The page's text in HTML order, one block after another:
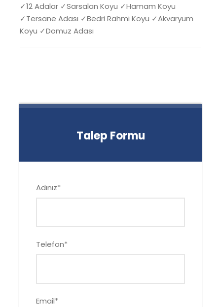
Talep Formu
Adınız*
Telefon*
Email*
✓12 Adalar ✓Sarsalan Koyu ✓Hamam Koyu
✓Tersane Adası ✓Bedri Rahmi Koyu ✓Akvaryum
Koyu ✓Domuz Adası